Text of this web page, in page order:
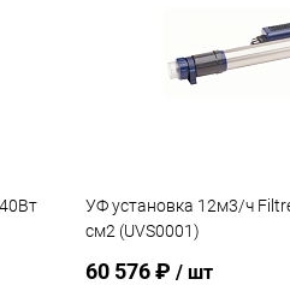
К сравнению
УФ установка 12м3/ч
см2 (UVS0001)
60 576 ₽ / шт